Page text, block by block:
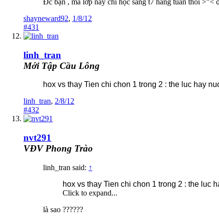
shayneward92, 1/8/12
#431
linh_tran
Mới Tập Cầu Lông
hox vs thay Tien chi chon 1 trong 2 : the luc hay
linh_tran, 2/8/12
#432
nvt291
VĐV Phong Trào
linh_tran said: ↑
hox vs thay Tien chi chon 1 trong 2 : the luc
Click to expand...
là sao ??????